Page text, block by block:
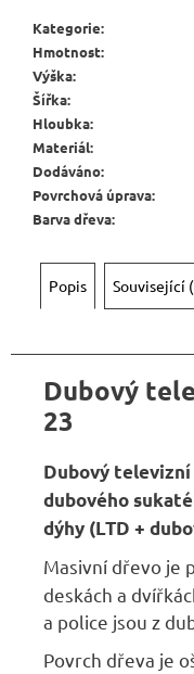
Kategorie:
Hmotnost:
Výška:
Šířka:
Hloubka:
Materiál:
Dodáváno:
Povrchová úprava:
Barva dřeva:
Popis Související
Dubový
23
Dubový televizní
dubového
dýhy (LTD +
Masivní dřevo je
deskách a
a police jsou z
Povrch dřeva je
CM
134
Kč
Původně:
260
Kč